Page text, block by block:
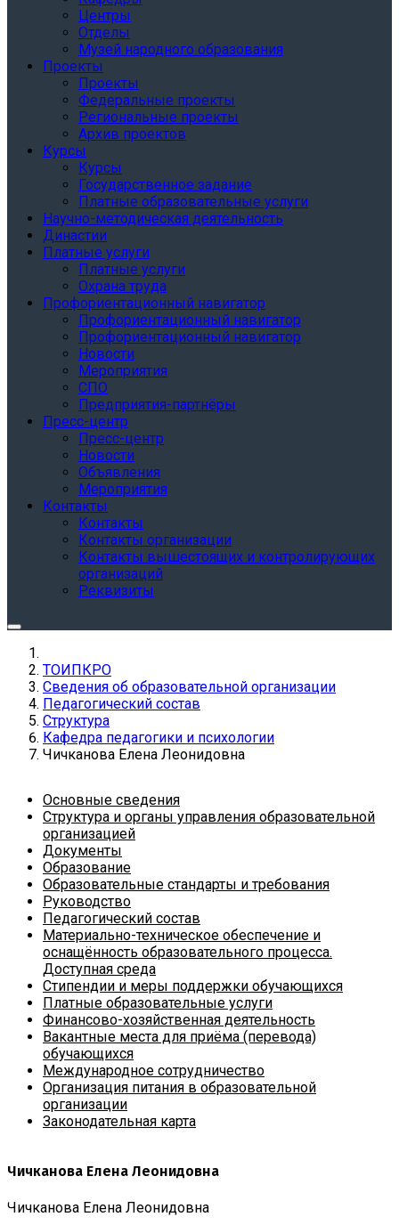
Центры
Отделы
Музей народного образования
Проекты
Проекты
Федеральные проекты
Региональные проекты
Архив проектов
Курсы
Курсы
Государственное задание
Платные образовательные услуги
Научно-методическая деятельность
Династии
Платные услуги
Платные услуги
Охрана труда
Профориентационный навигатор
Профориентационный навигатор
Профориентационный навигатор
Новости
Мероприятия
СПО
Предприятия-партнёры
Пресс-центр
Пресс-центр
Новости
Объявления
Мероприятия
Контакты
Контакты
Контакты организации
Контакты вышестоящих и контролирующих
организаций
Реквизиты
ТОИПКРО
Сведения об образовательной организации
Педагогический состав
Структура
Кафедра педагогики и психологии
Чичканова Елена Леонидовна
Основные сведения
Структура и органы управления образовательной
организацией
Документы
Образование
Образовательные стандарты и требования
Руководство
Педагогический состав
Материально-техническое обеспечение и
оснащённость образовательного процесса.
Доступная среда
Стипендии и меры поддержки обучающихся
Платные образовательные услуги
Финансово-хозяйственная деятельность
Вакантные места для приёма (перевода)
обучающихся
Международное сотрудничество
Организация питания в образовательной
организации
Законодательная карта
Чичканова Елена Леонидовна
Чичканова Елена Леонидовна